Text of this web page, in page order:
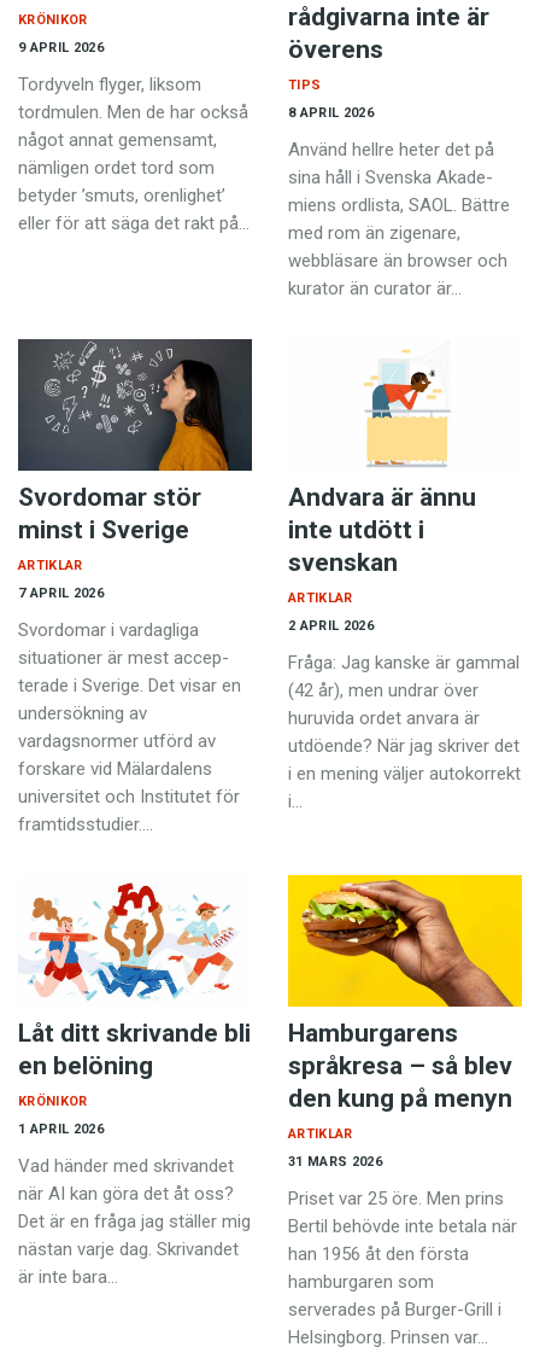
9 APRIL 2026
KRÖNIKOR
Tordyveln flyger, liksom
tordmulen. Men de har också
något annat gemensamt,
nämligen ordet tord som
betyder ’smuts, orenlighet’
eller för att säga det rakt på…
rådgivarna inte är
överens
8 APRIL 2026
TIPS
Använd hellre heter det på
sina håll i Svenska Akade­
miens ordlista, SAOL. Bättre
med rom än zigenare,
webbläsare än browser och
kurator än curator är…
Svordomar stör
minst i Sverige
7 APRIL 2026
ARTIKLAR
Svordomar i vardagliga
situationer är mest accep­
terade i Sverige. Det visar en
undersökning av
vardagsnormer utförd av
forskare vid Mälardalens
universitet och Institutet för
framtidsstudier.…
Andvara är ännu
inte utdött i
svenskan
2 APRIL 2026
ARTIKLAR
Fråga: Jag kanske är gammal
(42 år), men undrar över
huruvida ordet anvara är
utdöende? När jag skriver det
i en mening väljer autokorrekt
i…
Låt ditt skrivande bli
en belöning
1 APRIL 2026
KRÖNIKOR
Vad händer med skrivandet
när AI kan göra det åt oss?
Det är en fråga jag ställer mig
nästan varje dag. Skrivandet
är inte bara…
Hamburgarens
språkresa – så blev
den kung på menyn
31 MARS 2026
ARTIKLAR
Priset var 25 öre. Men prins
Bertil behövde inte betala när
han 1956 åt den första
hamburgaren som
serverades på Burger-Grill i
Helsingborg. Prinsen var…